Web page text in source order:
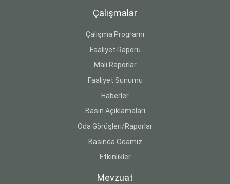
Çalışmalar
Çalışma Programı
Faaliyet Raporu
Mali Raporlar
Faaliyet Sunumu
Haberler
Basın Açıklamaları
Oda Görüşleri/Raporlar
Basında Odamız
Etkinlikler
Mevzuat